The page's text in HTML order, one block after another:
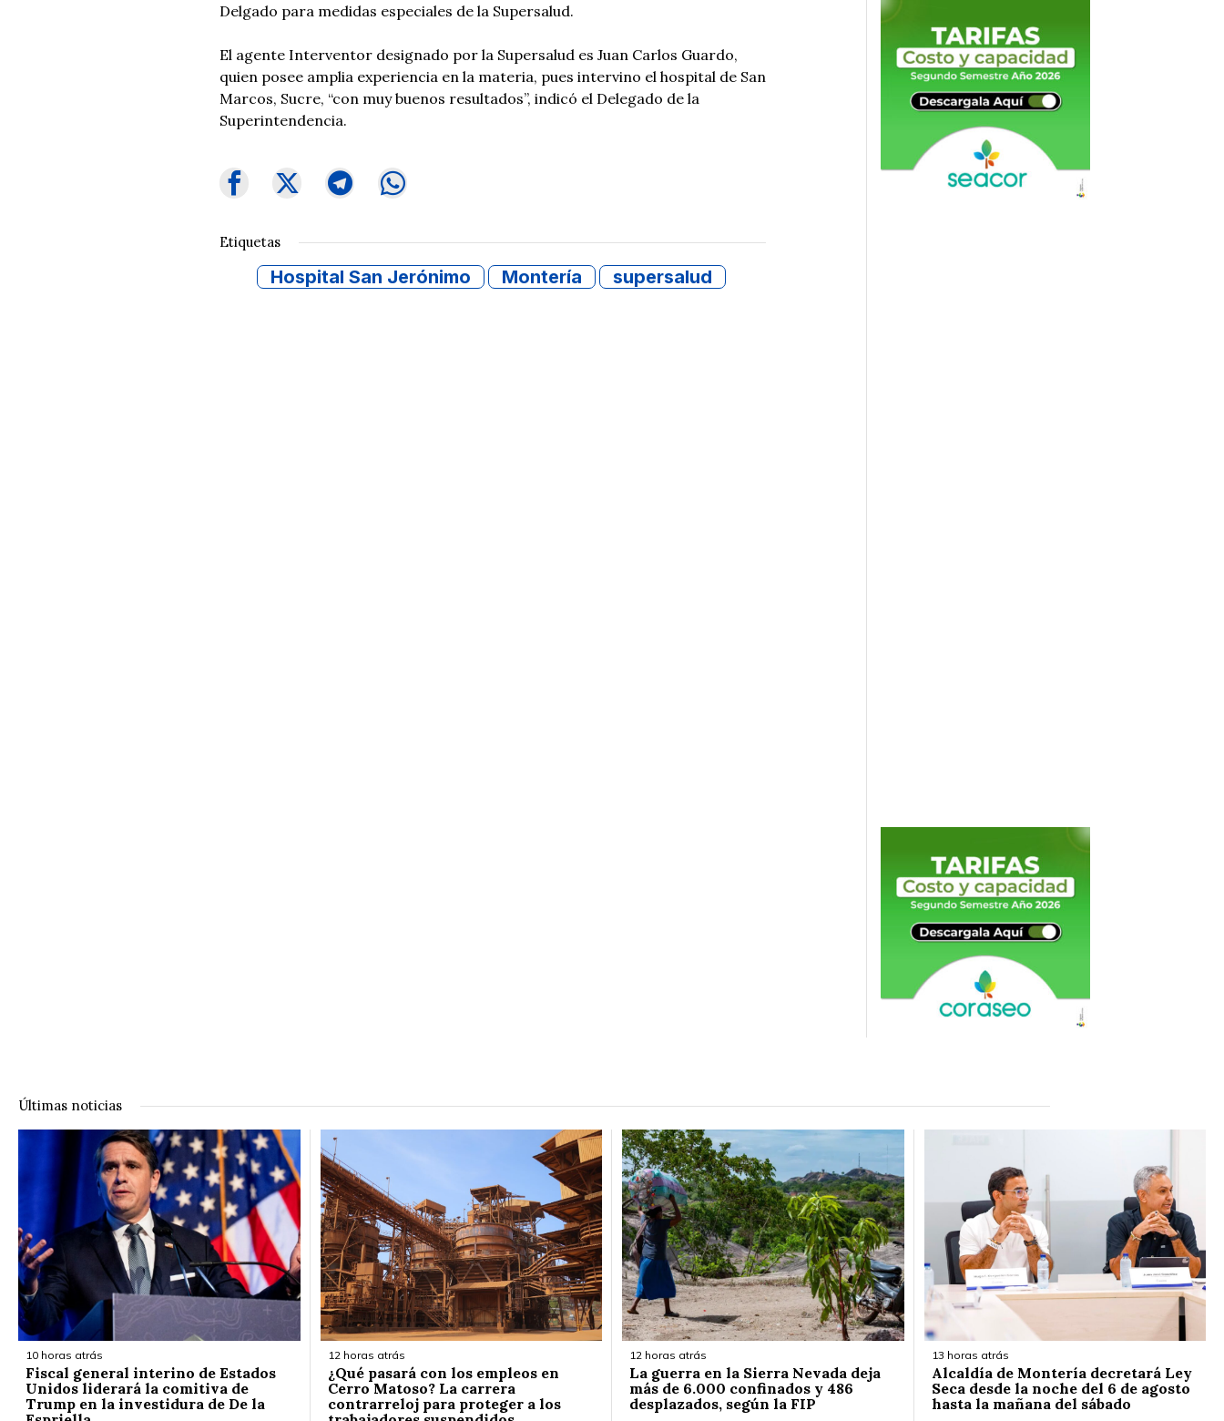
Delgado para medidas especiales de la Supersalud.
El agente Interventor designado por la Supersalud es Juan Carlos Guardo,
quien posee amplia experiencia en la materia, pues intervino el hospital de San
Marcos, Sucre, “con muy buenos resultados”, indicó el Delegado de la
Superintendencia.
Etiquetas
Hospital San Jerónimo Montería supersalud
Últimas noticias
10 horas atrás
Fiscal general interino de Estados
Unidos liderará la comitiva de
Trump en la investidura de De la
12 horas atrás
¿Qué pasará con los empleos en
Cerro Matoso? La carrera
contrarreloj para proteger a los
12 horas atrás
La guerra en la Sierra Nevada deja
más de 6.000 confinados y 486
desplazados, según la FIP
13 horas atrás
Alcaldía de Montería decretará Ley
Seca desde la noche del 6 de agosto
hasta la mañana del sábado